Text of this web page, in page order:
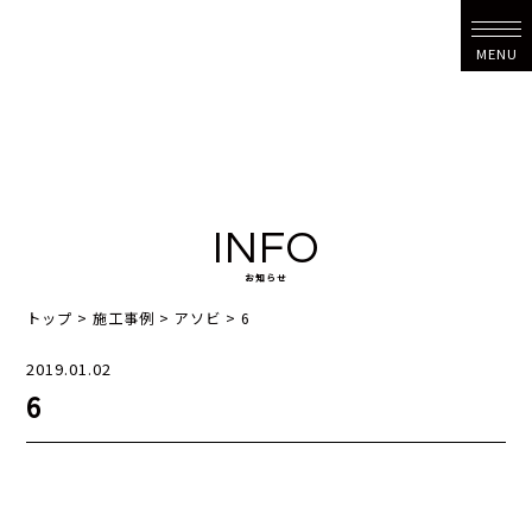
MENU
INFO
お知らせ
トップ >施工事例 > アソビ >6
2019.01.02
6